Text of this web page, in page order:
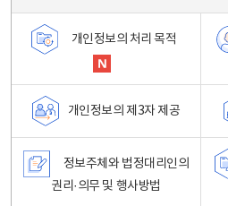
개인정보의 처리 목적
개인정보의 제3자 제공
정보주체와 법정대리인의
권리·의무 및 행사방법